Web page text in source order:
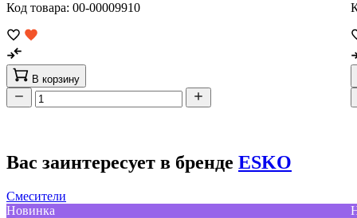
Код товара: 00-00009910
В корзину
Вас заинтересует в бренде ESKO
Смесители
Новинка